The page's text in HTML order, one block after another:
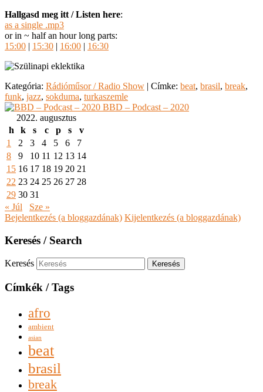
Hallgasd meg itt / Listen here:
as a single .mp3
or in ~ half an hour long parts:
15:00 | 15:30 | 16:00 | 16:30
Kategória: Rádióműsor / Radio Show | Címke: beat, brasil, break,
funk, jazz, sokduma, turkaszemle
BBD – Podcast – 2020
2022. augusztus
h
k s c p s
v
1
2 3 4 5 6
7
8
9 10 11 12 13 14
15 16 17 18 19 20 21
22 23 24 25 26 27 28
29 30 31
« Júl
Sze »
Bejelentkezés (a bloggazdának) Kijelentkezés (a bloggazdának)
Keresés / Search
Keresés
Címkék / Tags
afro
ambient
asian
beat
brasil
break